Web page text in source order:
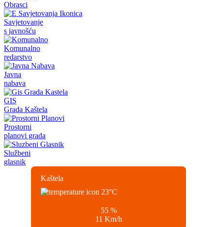
Obrasci
Savjetovanje
s javnošću
Komunalno
redarstvo
Javna
nabava
GIS
Grada Kaštela
Prostorni
planovi grada
Službeni
glasnik
Kaštela
23°C
55 %
11 Km/h